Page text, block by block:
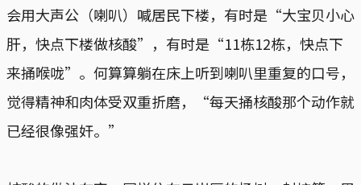
会用大声公（喇叭）喊居民下楼，有时是“大宝贝小心
肝，快点下楼做核酸”，有时是“11栋12栋，快点下
来捅喉咙”。何算算躺在床上听到喇叭里重复的口号，
觉得精神和肉体受双重折磨，“每天捅核酸那个动作就
已经很像强奸。”